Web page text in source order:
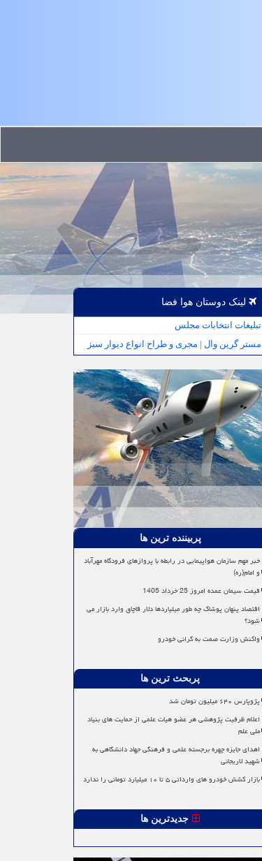
لینک دوستان هوا فضا
تبلیغات انتخابات مجلس
مستر گرین وال | مجری و طراح انواع دیوار سبز
پربیننده ترین ها
خبر مهم سازمان هواپیمایی در رابطه با پروازهای فرودگاه مهرآباد
و امام(ره)
قیمت سیمان عمده امروز 25 خرداد 1405
اقتصاد پنهان پوشاک چه طور میلیاردها دلار قاچاق وارد بازار می
شود؟
واکنش وزارت صمت به گرانی خودرو
پربحث ترین ها
پژوپارس ۶۴۰ میلیون تومان شد
اعلام ظرفیت پژوهشی هر عضو هیات علمی از حمایت های بنیاد
ملی علم
اهدای جایزه چهره برجسته علمی و فرهنگی جهاد دانشگاهی به
شهید لاریجانی
بازار کشش خودرو های وارداتی ۵ تا ۱۰ میلیارد تومانی را ندارد
جدیدترین ها